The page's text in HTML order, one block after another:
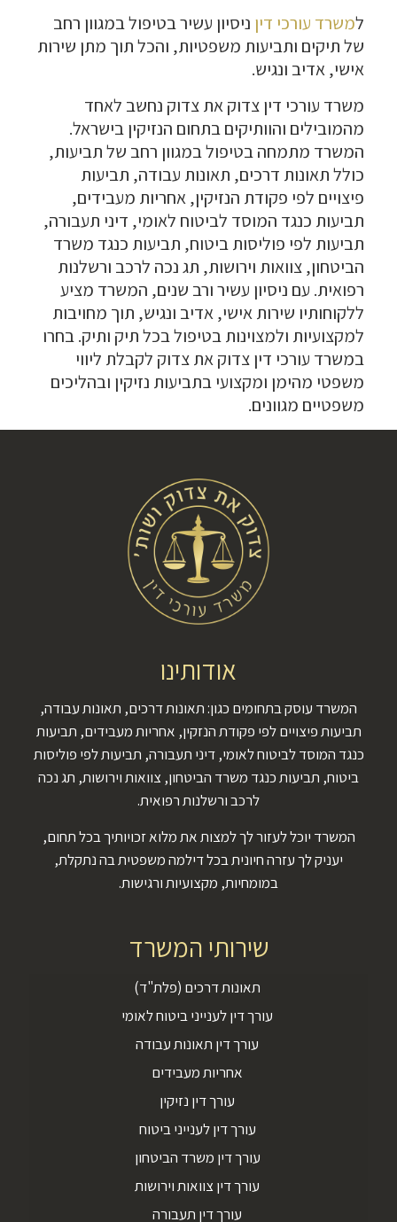
למשרד עורכי דין ניסיון עשיר בטיפול במגוון רחב
של תיקים ותביעות משפטיות, והכל תוך מתן שירות
אישי, אדיב ונגיש.
משרד עורכי דין צדוק את צדוק נחשב לאחד
מהמובילים והוותיקים בתחום הנזיקין בישראל.
המשרד מתמחה בטיפול במגוון רחב של תביעות,
כולל תאונות דרכים, תאונות עבודה, תביעות
פיצויים לפי פקודת הנזיקין, אחריות מעבידים,
תביעות כנגד המוסד לביטוח לאומי, דיני תעבורה,
תביעות לפי פוליסות ביטוח, תביעות כנגד משרד
הביטחון, צוואות וירושות, תג נכה לרכב ורשלנות
רפואית. עם ניסיון עשיר ורב שנים, המשרד מציע
ללקוחותיו שירות אישי, אדיב ונגיש, תוך מחויבות
למקצועיות ולמצוינות בטיפול בכל תיק ותיק. בחרו
במשרד עורכי דין צדוק את צדוק לקבלת ליווי
משפטי מהימן ומקצועי בתביעות נזיקין ובהליכים
משפטיים מגוונים.
אודותינו
המשרד עוסק בתחומים כגון: תאונות דרכים, תאונות עבודה,
תביעות פיצויים לפי פקודת הנזקין, אחריות מעבידים, תביעות
כנגד המוסד לביטוח לאומי, דיני תעבורה, תביעות לפי פוליסות
ביטוח, תביעות כנגד משרד הביטחון, צוואות וירושות, תג נכה
לרכב ורשלנות רפואית.
המשרד יוכל לעזור לך למצות את מלוא זכויותיך בכל תחום,
יעניק לך עזרה חיונית בכל דילמה משפטית בה נתקלת,
במומחיות, מקצועיות ורגישות.
שירותי המשרד
תאונות דרכים (פלת"ד)
עורך דין לענייני ביטוח לאומי
עורך דין תאונות עבודה
אחריות מעבידים
עורך דין נזיקין
עורך דין לענייני ביטוח
עורך דין משרד הביטחון
עורך דין צוואות וירושות
עורך דין תעבורה